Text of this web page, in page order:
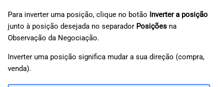
Para inverter uma posição, clique no botão Inverter a posição
junto à posição desejada no separador Posições na
Observação da Negociação.
Inverter uma posição significa mudar a sua direção (compra,
venda).